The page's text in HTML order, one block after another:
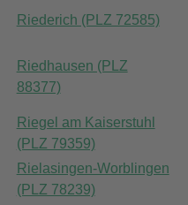
Riederich (PLZ 72585)
Riedhausen (PLZ
88377)
Riegel am Kaiserstuhl
(PLZ 79359)
Rielasingen-Worblingen
(PLZ 78239)